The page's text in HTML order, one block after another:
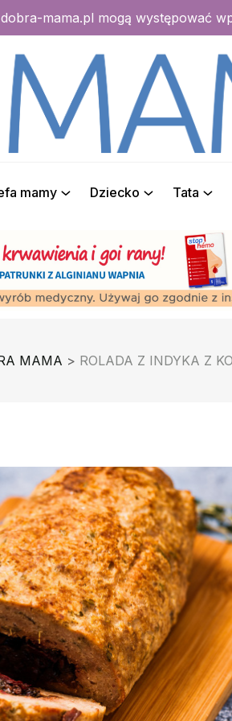
mama.pl mogą występować
mamy Dziecko Tata
MAMA > ROLADA Z INDYKA Z